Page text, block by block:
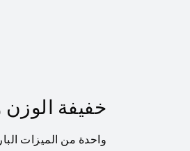
خفيفة الوزن